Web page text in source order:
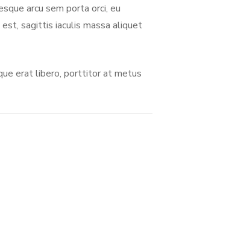
arcu sem porta orci, eu
est, sagittis iaculis massa aliquet
erat libero, porttitor at metus